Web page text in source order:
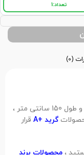
تعداد:1
(0)
سرسره 3پله باران با ساختار بدنه پلاستیکی و طول 150 سانتی متر ،
گرید +A
قرار
، محصولات برند